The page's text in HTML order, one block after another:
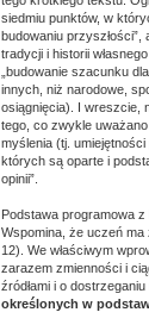
siedmiu punktów, w
budowaniu
tradycji i historii
„budowanie szacunku
innych, niż narodowe,
osiągnięcia). I wreszcie,
tego, co zwykle
myślenia (tj.
których są oparte i
opinii”.
Podstawa programowa
Wspomina, że uczeń ma
12). We właściwym
zarazem zmienności i
źródłami i o
określonych w